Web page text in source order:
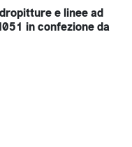
e linee ad
in confezione da